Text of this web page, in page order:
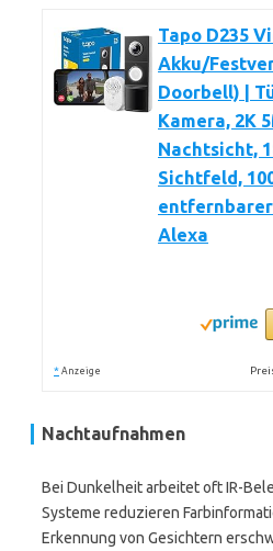
Tapo D235
Akku/
Doorbell) |
Kamera, 2K
Nachtsicht,
Sichtfeld,
entfernbarer
Alexa
* Anzeige
Nachtaufnahmen
Bei Dunkelheit arbeitet oft IR-
Systeme reduzieren
Erkennung von Gesichtern